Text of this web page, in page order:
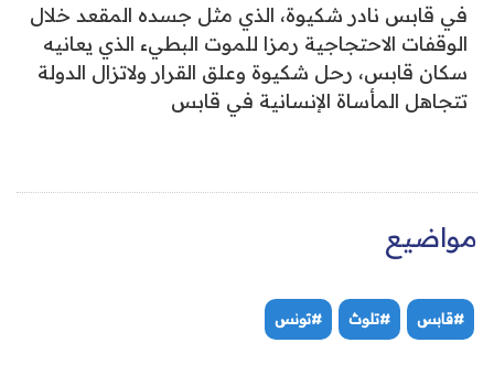
في قابس نادر شكيوة، الذي مثل جسده المقعد خلال
الوقفات الاحتجاجية رمزا للموت البطيء الذي يعانيه
سكان قابس، رحل شكيوة وعلق القرار ولاتزال الدولة
تتجاهل المأساة الإنسانية في قابس
مواضيع
#قابس #تلوث #تونس